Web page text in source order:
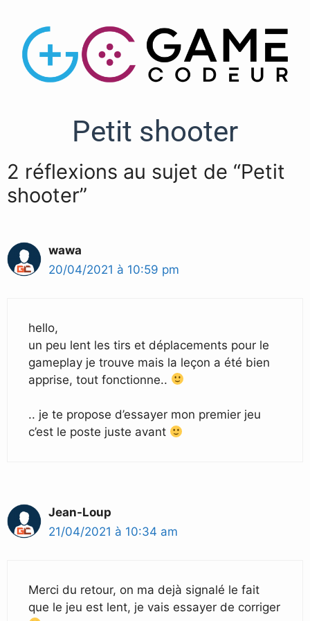
Petit shooter
2 réflexions au sujet de “Petit
shooter”
wawa
20/04/2021 à 10:59 pm
hello,
un peu lent les tirs et déplacements pour le
gameplay je trouve mais la leçon a été bien
apprise, tout fonctionne..
.. je te propose d’essayer mon premier jeu
c’est le poste juste avant
Jean-Loup
21/04/2021 à 10:34 am
Merci du retour, on ma dejà signalé le fait
que le jeu est lent, je vais essayer de corriger